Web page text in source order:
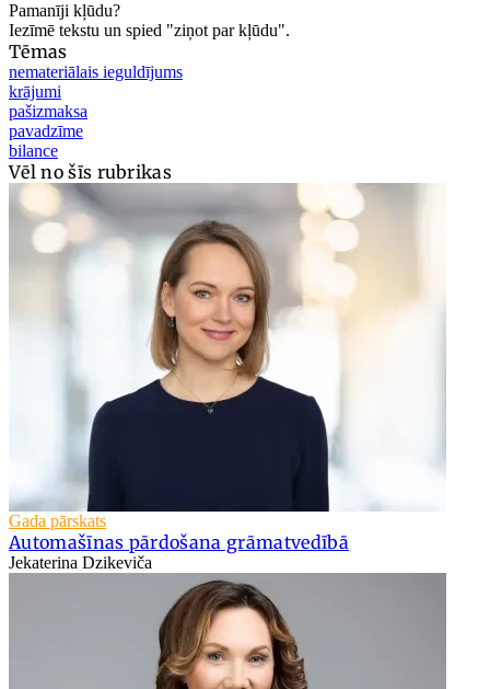
Pamanīji kļūdu?
Iezīmē tekstu un spied "ziņot par kļūdu".
Tēmas
nemateriālais ieguldījums
krājumi
pašizmaksa
pavadzīme
bilance
Vēl no šīs rubrikas
Gada pārskats
Automašīnas pārdošana grāmatvedībā
Jekaterina Dzikeviča